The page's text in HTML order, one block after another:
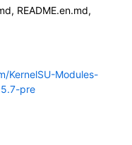
README.en.md,
KernelSU-Modules-
pre